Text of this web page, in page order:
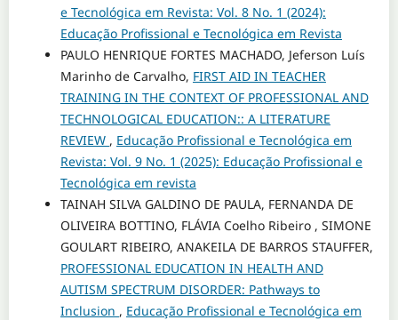
e Tecnológica em Revista: Vol. 8 No. 1 (2024):
Educação Profissional e Tecnológica em Revista
PAULO HENRIQUE FORTES MACHADO, Jeferson Luís
Marinho de Carvalho, FIRST AID IN TEACHER
TRAINING IN THE CONTEXT OF PROFESSIONAL AND
TECHNOLOGICAL EDUCATION:: A LITERATURE
REVIEW , Educação Profissional e Tecnológica em
Revista: Vol. 9 No. 1 (2025): Educação Profissional e
Tecnológica em revista
TAINAH SILVA GALDINO DE PAULA, FERNANDA DE
OLIVEIRA BOTTINO, FLÁVIA Coelho Ribeiro , SIMONE
GOULART RIBEIRO, ANAKEILA DE BARROS STAUFFER,
PROFESSIONAL EDUCATION IN HEALTH AND
AUTISM SPECTRUM DISORDER: Pathways to
Inclusion , Educação Profissional e Tecnológica em